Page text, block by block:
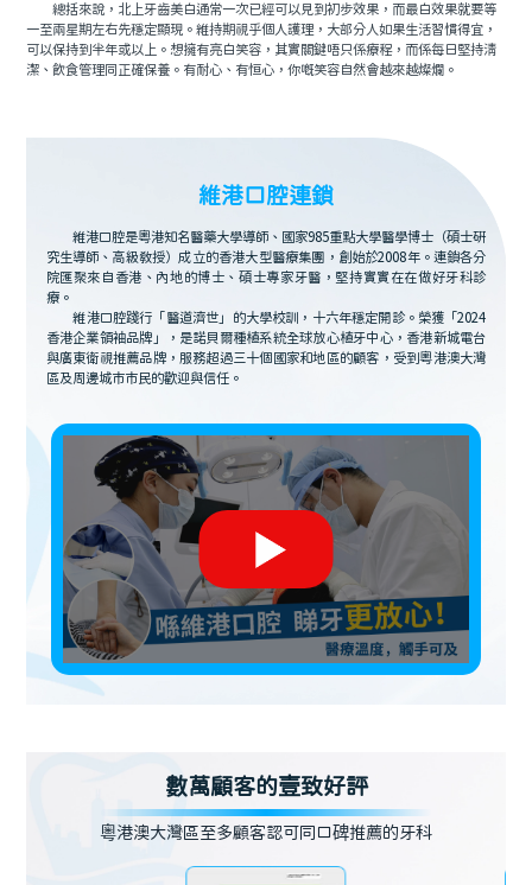
總括來說，北上牙齒美白通常一次已經可以見到初步效果，而最白效果就要等
一至兩星期左右先穩定顯現。維持期視乎個人護理，大部分人如果生活習慣得宜，
可以保持到半年或以上。想擁有亮白笑容，其實關鍵唔只係療程，而係每日堅持清
潔、飲食管理同正確保養。有耐心、有恒心，你嘅笑容自然會越來越燦爛。
維港口腔連鎖
維港口腔是粵港知名醫藥大學導師、國家985重點大學醫學博士（碩士研
究生導師、高級教授）成立的香港大型醫療集團，創始於2008年。連鎖各分
院匯聚來自香港、內地的博士、碩士專家牙醫，堅持實實在在做好牙科診
療。
維港口腔踐行「醫道濟世」的大學校訓，十六年穩定開診。榮獲「2024
香港企業領袖品牌」，是諾貝爾種植系統全球放心植牙中心，香港新城電台
與廣東衛視推薦品牌，服務超過三十個國家和地區的顧客，受到粵港澳大灣
區及周邊城市市民的歡迎與信任。
數萬顧客的壹致好評
粵港澳大灣區至多顧客認可同口碑推薦的牙科